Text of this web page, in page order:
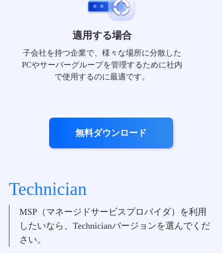
適用する場合
子会社を持つ企業で、様々な場所に分散した
PCやサーバーグループを管理するために社内
で使用するのに最適です。
無料ダウンロード
Technician
MSP（マネージドサービスプロバイダ）を利用
したいなら、Technicianバージョンを選んでくだ
さい。